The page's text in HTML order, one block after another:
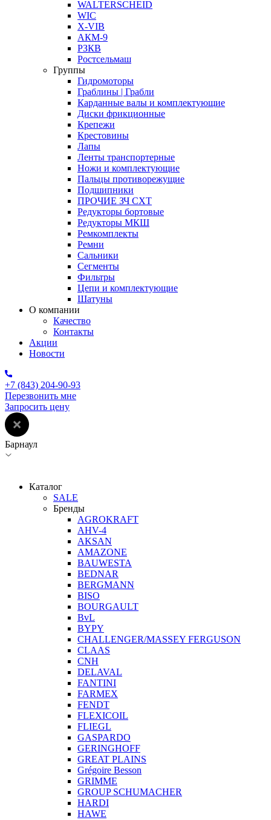
WALTERSCHEID
WIC
X-VIB
АКМ-9
РЗКВ
Ростсельмаш
Группы
Гидромоторы
Граблины | Грабли
Карданные валы и комплектующие
Диски фрикционные
Крепежи
Крестовины
Лапы
Ленты транспортерные
Ножи и комплектующие
Пальцы противорежущие
Подшипники
ПРОЧИЕ ЗЧ СХТ
Редукторы бортовые
Редукторы МКШ
Ремкомплекты
Ремни
Сальники
Сегменты
Фильтры
Цепи и комплектующие
Шатуны
О компании
Качество
Контакты
Акции
Новости
+7 (843) 204-90-93
Перезвонить мне
Запросить цену
Барнаул
Каталог
SALE
Бренды
AGROKRAFT
AHV-4
AKSAN
AMAZONE
BAUWESTA
BEDNAR
BERGMANN
BISO
BOURGAULT
BvL
BYPY
CHALLENGER/MASSEY FERGUSON
CLAAS
CNH
DELAVAL
FANTINI
FARMEX
FENDT
FLEXICOIL
FLIEGL
GASPARDO
GERINGHOFF
GREAT PLAINS
Grégoire Besson
GRIMME
GROUP SCHUMACHER
HARDI
HAWE